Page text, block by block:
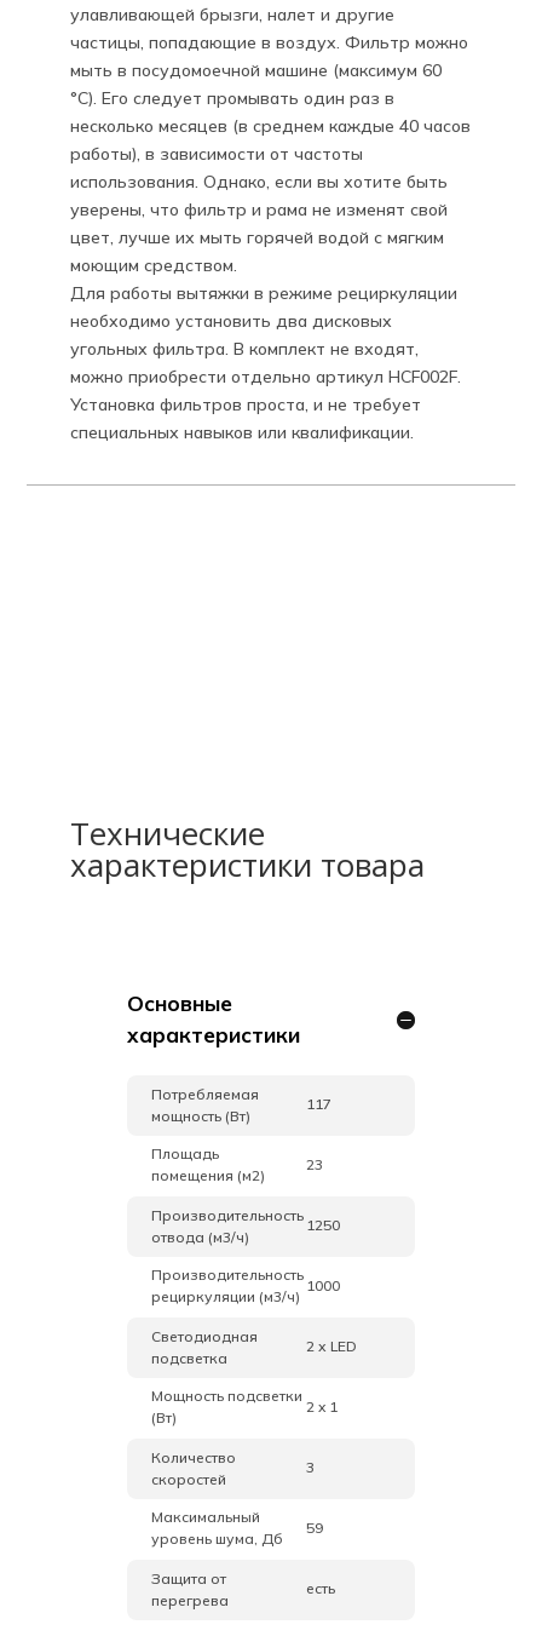
улавливающей брызги, налет и другие
частицы, попадающие в воздух. Фильтр можно
мыть в посудомоечной машине (максимум 60
°C). Его следует промывать один раз в
несколько месяцев (в среднем каждые 40 часов
работы), в зависимости от частоты
использования. Однако, если вы хотите быть
уверены, что фильтр и рама не изменят свой
цвет, лучше их мыть горячей водой с мягким
моющим средством.
Для работы вытяжки в режиме рециркуляции
необходимо установить два дисковых
угольных фильтра. В комплект не входят,
можно приобрести отдельно артикул HCF002F.
Установка фильтров проста, и не требует
специальных навыков или квалификации.
Технические
характеристики товара
Основные
характеристики
Потребляемая
мощность (Вт)
117
Площадь
помещения (м2)
23
Производительность
отвода (м3/ч)
1250
Производительность
рециркуляции (м3/ч)
1000
Светодиодная
подсветка
2 х LED
Мощность подсветки
(Вт)
2 x 1
Количество
скоростей
3
Максимальный
уровень шума, Дб
59
Защита от
перегрева
есть